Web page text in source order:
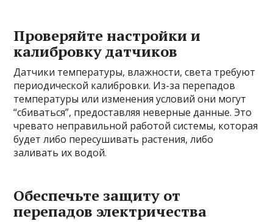
Проверяйте настройки и
калибровку датчиков
Датчики температуры, влажности, света требуют
периодической калибровки. Из-за перепадов
температуры или изменения условий они могут
“сбиваться”, предоставляя неверные данные. Это
чревато неправильной работой системы, которая
будет либо пересушивать растения, либо
заливать их водой.
Обеспечьте защиту от
перепадов электричества